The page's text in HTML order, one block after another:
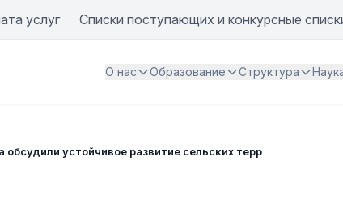
услуг Списки поступающих и конкурсные
О нас Образование Структура
устойчивое развитие сельских территорий в